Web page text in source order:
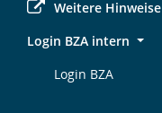
Weitere Hinweise
Login BZA intern
Login BZA